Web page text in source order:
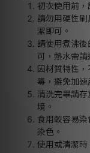
初次使用前，
請勿用硬性
潔即可。
請使用煮沸
可，熱水需
因材質特性
毒，避免加速
清洗完畢請
境。
食用較容易
染色。
使用或清潔